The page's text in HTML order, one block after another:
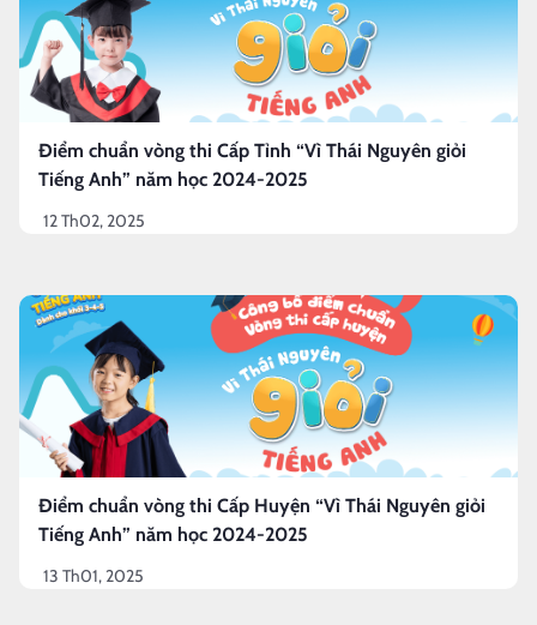
Điểm chuẩn vòng thi Cấp Tỉnh “Vì Thái Nguyên giỏi
Tiếng Anh” năm học 2024-2025
12 Th02, 2025
Điểm chuẩn vòng thi Cấp Huyện “Vì Thái Nguyên giỏi
Tiếng Anh” năm học 2024-2025
13 Th01, 2025